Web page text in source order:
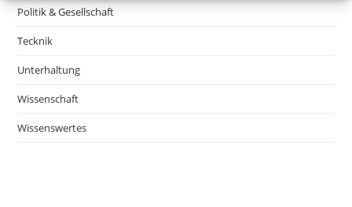
Politik & Gesellschaft
Tecknik
Unterhaltung
Wissenschaft
Wissenswertes